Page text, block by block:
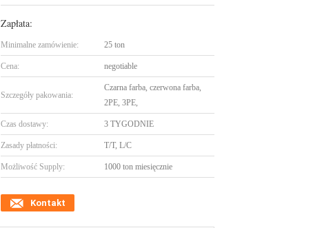
Zapłata:
Minimalne zamówienie: 25 ton
Cena: negotiable
Szczegóły pakowania:
Czarna farba, czerwona farba,
2PE, 3PE,
Czas dostawy: 3 TYGODNIE
Zasady płatności: T/T, L/C
Możliwość Supply: 1000 ton miesięcznie
Kontakt